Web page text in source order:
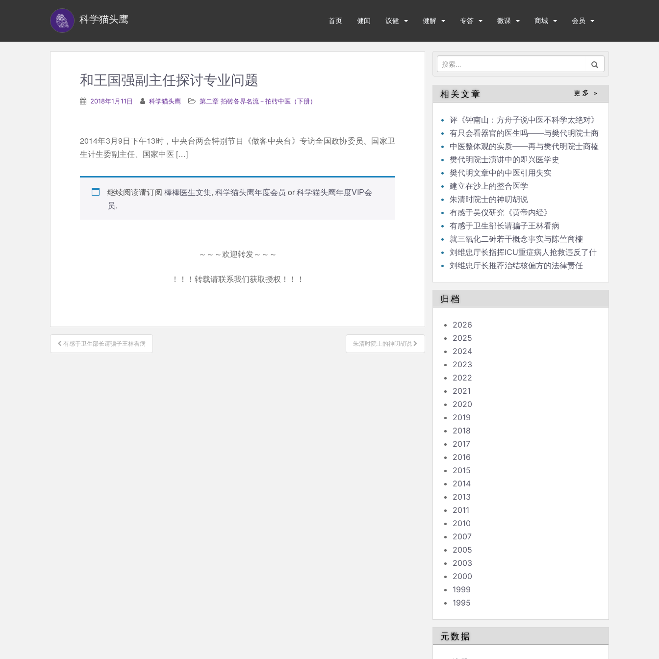
科学猫头鹰 首页 健闻 议健 健解 专答 微课 商城 会员
搜
索：
和王国强副主任探讨专业问题
2018年1月11日 科学猫头鹰 第二章 拍砖各界名流－拍砖中医（下册）
2014年3月9日下午13时，中央台两会特别节目《做客中央台》专访全国政协委员、国家卫
生计生委副主任、国家中医 […]
继续阅读请订阅 棒棒医生文集, 科学猫头鹰年度会员 or科学猫头鹰年度VIP会
员.
～～～欢迎转发～～～
！！！转载请联系我们获取授权！！！
文
章
有感于卫生部长请骗子王林看病 朱清时院士的神叨胡说
相关文章 更多 »
评《钟南山：方舟子说中医不科学太绝对》
有只会看器官的医生吗——与樊代明院士商
榷
中医整体观的实质——再与樊代明院士商榷
樊代明院士演讲中的即兴医学史
樊代明文章中的中医引用失实
建立在沙上的整合医学
朱清时院士的神叨胡说
有感于吴仪研究《黄帝内经》
有感于卫生部长请骗子王林看病
就三氧化二砷若干概念事实与陈竺商榷
刘维忠厅长指挥ICU重症病人抢救违反了什
么 刘维忠厅长推荐治结核偏方的法律责任
归档
2026
2025
2024
2023
2022
2021
2020
2019
2018
2017
2016
2015
2014
2013
2011
2010
2007
2005
2003
2000
1999
1995
元数据